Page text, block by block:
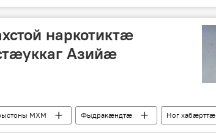
наркотиктæ
Азийæ
МХМ Фыдракӕндтӕ Ног хабӕрттӕ